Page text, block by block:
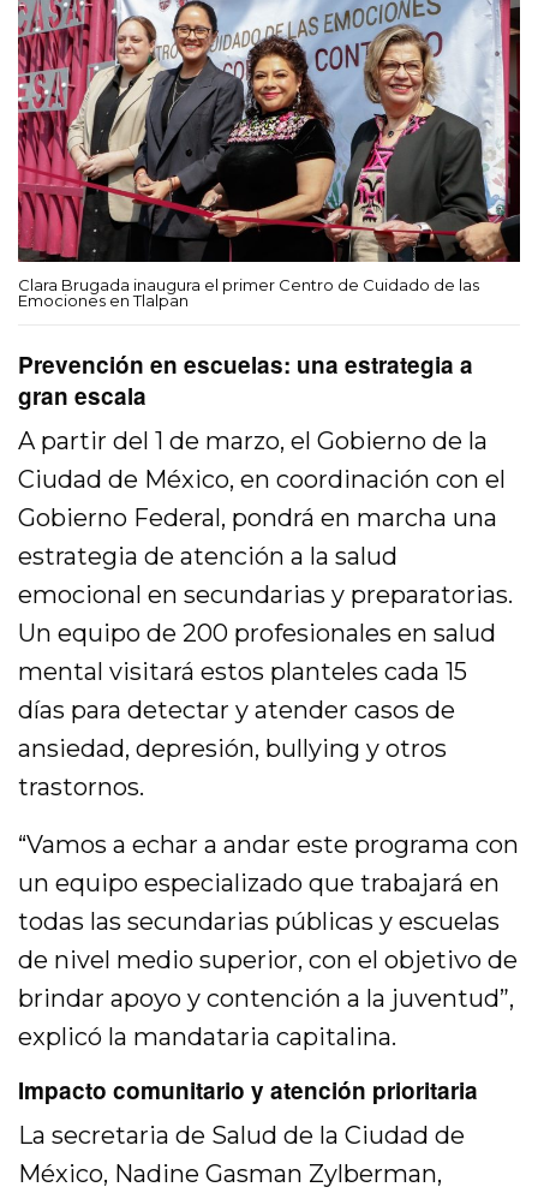
Clara Brugada inaugura el primer Centro de Cuidado de las
Emociones en Tlalpan
Prevención en escuelas: una estrategia a
gran escala
A partir del 1 de marzo, el Gobierno de la
Ciudad de México, en coordinación con el
Gobierno Federal, pondrá en marcha una
estrategia de atención a la salud
emocional en secundarias y preparatorias.
Un equipo de 200 profesionales en salud
mental visitará estos planteles cada 15
días para detectar y atender casos de
ansiedad, depresión, bullying y otros
trastornos.
“Vamos a echar a andar este programa con
un equipo especializado que trabajará en
todas las secundarias públicas y escuelas
de nivel medio superior, con el objetivo de
brindar apoyo y contención a la juventud”,
explicó la mandataria capitalina.
Impacto comunitario y atención prioritaria
La secretaria de Salud de la Ciudad de
México, Nadine Gasman Zylberman,